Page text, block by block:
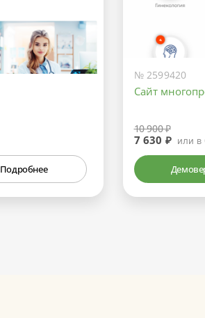
Подробнее
№ 2599420
Сайт
10 900 ₽
7 630 ₽ или в